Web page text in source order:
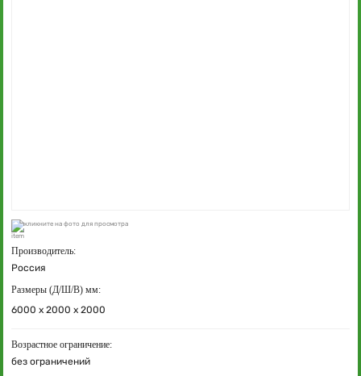
кликните на фото для просмотра
Производитель:
Россия
Размеры (Д/Ш/В) мм:
6000 х 2000 х 2000
Возрастное ограничение:
без ограничений